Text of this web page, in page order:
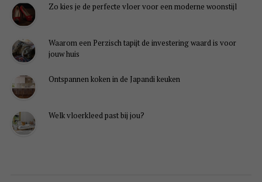
Zo kies je de perfecte vloer voor een moderne woonstijl
Waarom een Perzisch tapijt de investering waard is voor
jouw huis
Ontspannen koken in de Japandi keuken
Welk vloerkleed past bij jou?